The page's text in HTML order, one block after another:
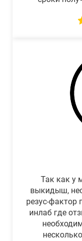
Так как у
выкидыш,
резус-фактор
инлаб где